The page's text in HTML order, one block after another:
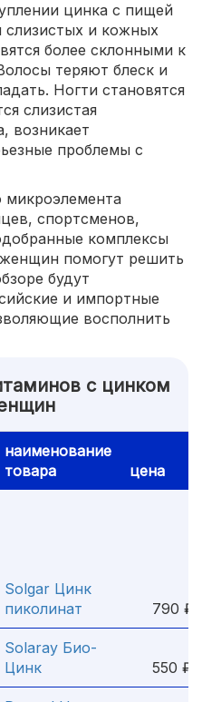
цинка с пищей
слизистых и кожных
более склонными к
теряют блеск и
Ногти становятся
слизистая
возникает
проблемы с
микроэлемента
спортсменов,
комплексы
помогут решить
будут
и импортные
восполнить
с цинком
наименование
товара
цена
Solgar Цинк
пиколинат
790 ₽
Solaray Био-
Цинк
550 ₽